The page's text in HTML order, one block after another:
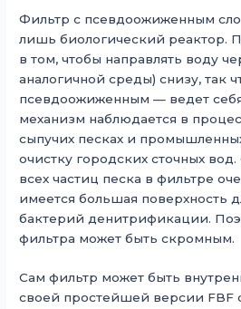
Фильтр с псевдоожиженным
лишь биологический реактор.
в том, чтобы направлять воду
аналогичной среды) снизу, так
псевдоожиженным — ведет
механизм наблюдается в
сыпучих песках и
очистку городских сточных
всех частиц песка в фильтре
имеется большая поверхность
бактерий денитрификации.
фильтра может быть скромным.
Сам фильтр может быть
своей простейшей версии FBF